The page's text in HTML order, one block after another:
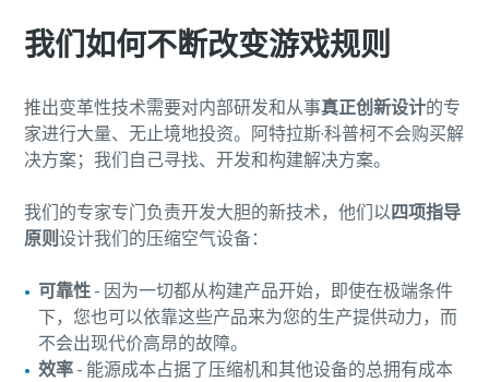
我们如何不断改变游戏规则
推出变革性技术需要对内部研发和从事真正创新设计的专
家进行大量、无止境地投资。阿特拉斯·科普柯不会购买解
决方案；我们自己寻找、开发和构建解决方案。
我们的专家专门负责开发大胆的新技术，他们以四项指导
原则 设计我们的压缩空气设备：
可靠性 - 因为一切都从构建产品开始，即使在极端条件
下，您也可以依靠这些产品来为您的生产提供动力，而
不会出现代价高昂的故障。
效率 - 能源成本占据了压缩机和其他设备的总拥有成本